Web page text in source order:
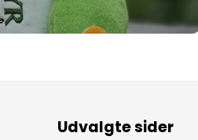
Udvalgte sider